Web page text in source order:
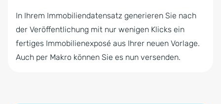
In Ihrem Immobiliendatensatz generieren Sie nach
der Veröffentlichung mit nur wenigen Klicks ein
fertiges Immobilienexposé aus Ihrer neuen Vorlage.
Auch per Makro können Sie es nun versenden.